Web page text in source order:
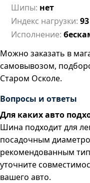
Шипы: нет
Индекс нагрузки:
Исполнение:
Можно заказать в
самовывозом,
Старом Осколе.
Вопросы и ответы
Для каких авто
Шина подходит для
посадочным
рекомендованным
уточните
вашего авто.